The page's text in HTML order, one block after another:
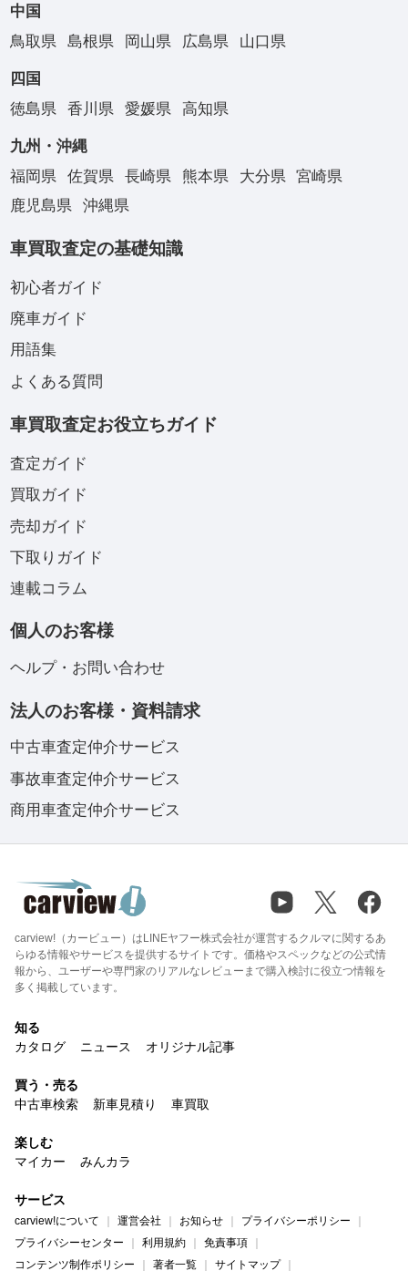
中国
鳥取県
島根県 岡山県 広島県 山口県
四国
徳島県
香川県 愛媛県 高知県
九州・沖縄
福岡県
佐賀県 長崎県 熊本県 大分県
宮崎県
鹿児島県
沖縄県
車買取査定の基礎知識
初心者ガイド
廃車ガイド
用語集
よくある質問
車買取査定お役立ちガイド
査定ガイド
買取ガイド
売却ガイド
下取りガイド
連載コラム
個人のお客様
ヘルプ・お問い合わせ
法人のお客様・資料請求
中古車査定仲介サービス
事故車査定仲介サービス
商用車査定仲介サービス
carview!（カービュー）はLINEヤフー株式会社が運営するクルマに関するあ
らゆる情報やサービスを提供するサイトです。価格やスペックなどの公式情
報から、ユーザーや専門家のリアルなレビューまで購入検討に役立つ情報を
多く掲載しています。
知る
カタログ
ニュース オリジナル記事
買う・売る
中古車検索
新車見積り 車買取
楽しむ
マイカー
みんカラ
サービス
carview!について 運営会社 お知らせ
プライバシーポリシー
プライバシーセンター
利用規約
免責事項
コンテンツ制作ポリシー
著者一覧 サイトマップ